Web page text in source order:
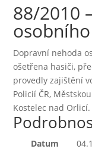
88/2010
Dopravní nehoda
ošetřena hasiči,
provedly zajištění
Policií ČR,
Kostelec nad Orlicí.
Datum